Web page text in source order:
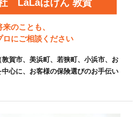
LaLaほけん 敦賀
のことも、
ロにご相談ください
賀市、美浜町、若狭町、小浜市、お
心に、お客様の保険選びのお手伝い